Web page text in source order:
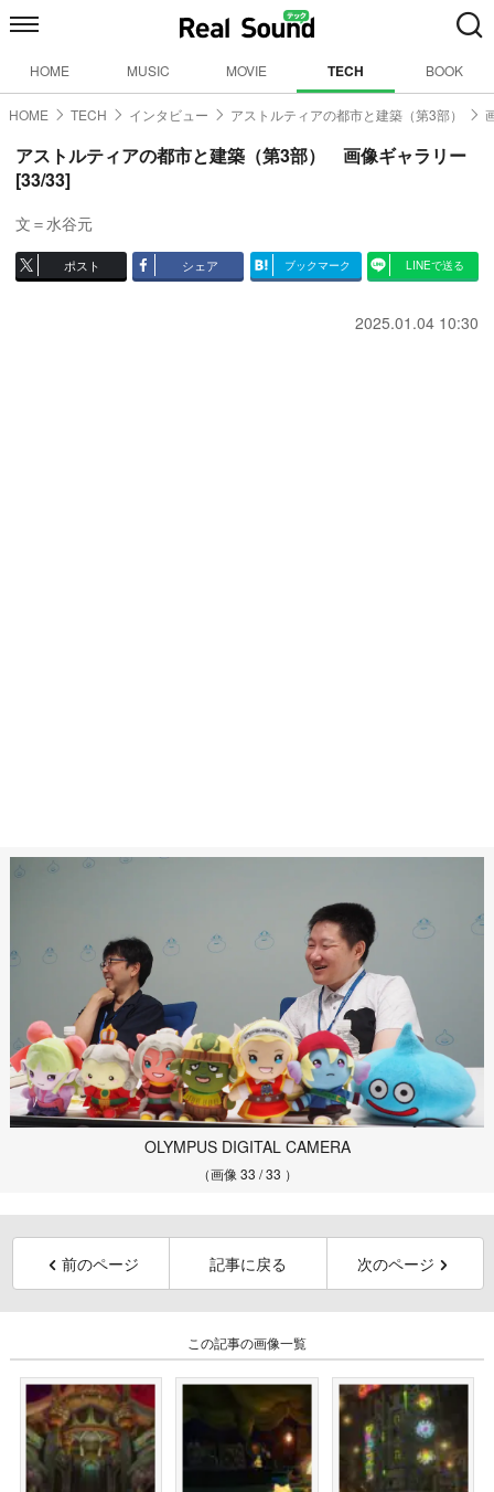
HOME MUSIC MOVIE TECH BOOK
HOME TECH インタビュー アストルティアの都市と建築（第3部）
アストルティアの都市と建築（第3部） 画像ギャラリー
[33/33]
文＝水谷元
ポスト シェア ブックマーク LINEで送る
2025.01.04 10:30
OLYMPUS DIGITAL CAMERA
（画像 33 / 33 ）
前のページ 記事に戻る 次のページ
この記事の画像一覧